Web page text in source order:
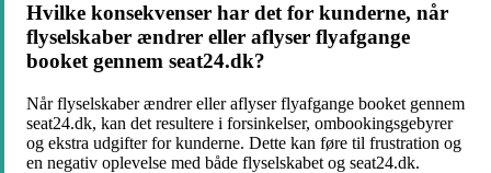
Hvilke konsekvenser har det for kunderne, når
flyselskaber ændrer eller aflyser flyafgange
booket gennem seat24.dk?
Når flyselskaber ændrer eller aflyser flyafgange booket gennem
seat24.dk, kan det resultere i forsinkelser, ombookingsgebyrer
og ekstra udgifter for kunderne. Dette kan føre til frustration og
en negativ oplevelse med både flyselskabet og seat24.dk.